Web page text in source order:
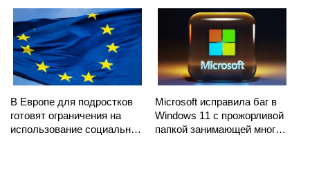
В Европе для подростков
готовят ограничения на
использование социальных
Microsoft исправила баг в
Windows 11 с прожорливой
папкой занимающей много